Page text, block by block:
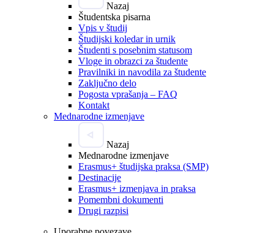
Nazaj
Študentska pisarna
Vpis v študij
Študijski koledar in urnik
Študenti s posebnim statusom
Vloge in obrazci za študente
Pravilniki in navodila za študente
Zaključno delo
Pogosta vprašanja – FAQ
Kontakt
Mednarodne izmenjave
Nazaj
Mednarodne izmenjave
Erasmus+ študijska praksa (SMP)
Destinacije
Erasmus+ izmenjava in praksa
Pomembni dokumenti
Drugi razpisi